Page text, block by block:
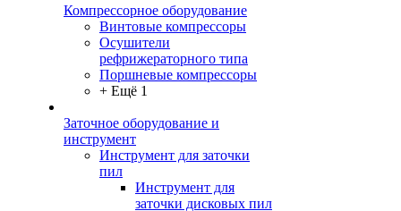
Компрессорное оборудование
Винтовые компрессоры
Осушители
рефрижераторного типа
Поршневые компрессоры
+ Ещё 1
Заточное оборудование и
инструмент
Инструмент для заточки
пил
Инструмент для
заточки дисковых пил